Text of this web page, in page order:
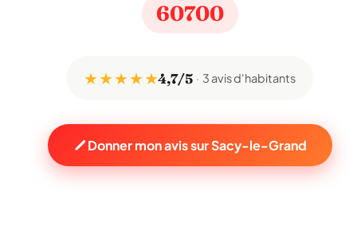
60700
★ ★ ★ ★ ★4,7/5 3 avis d'habitants
Donner mon avis sur Sacy-le-Grand